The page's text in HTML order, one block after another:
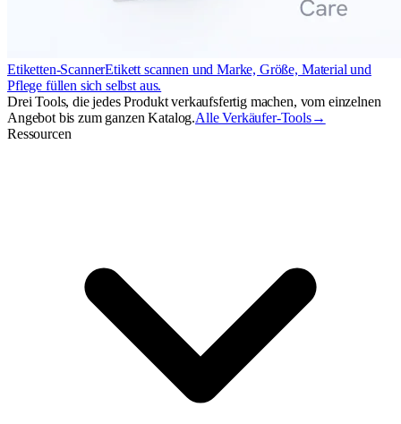
Etiketten-ScannerEtikett scannen und Marke, Größe, Material und
Pflege füllen sich selbst aus.
Drei Tools, die jedes Produkt verkaufsfertig machen, vom einzelnen
Angebot bis zum ganzen Katalog.Alle Verkäufer-Tools→
Ressourcen